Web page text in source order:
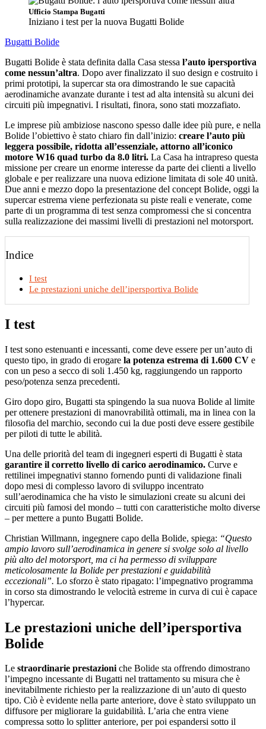
Ufficio Stampa Bugatti
Iniziano i test per la nuova Bugatti Bolide
Bugatti Bolide
Bugatti Bolide è stata definita dalla Casa stessa l’auto ipersportiva
come nessun’altra. Dopo aver finalizzato il suo design e costruito i
primi prototipi, la supercar sta ora dimostrando le sue capacità
aerodinamiche avanzate durante i test ad alta intensità su alcuni dei
circuiti più impegnativi. I risultati, finora, sono stati mozzafiato.
Le imprese più ambiziose nascono spesso dalle idee più pure, e nella
Bolide l’obiettivo è stato chiaro fin dall’inizio: creare l’auto più
leggera possibile, ridotta all’essenziale, attorno all’iconico
motore W16 quad turbo da 8.0 litri. La Casa ha intrapreso questa
missione per creare un enorme interesse da parte dei clienti a livello
globale e per realizzare una nuova edizione limitata di sole 40 unità.
Due anni e mezzo dopo la presentazione del concept Bolide, oggi la
supercar estrema viene perfezionata su piste reali e venerate, come
parte di un programma di test senza compromessi che si concentra
sulla realizzazione dei massimi livelli di prestazioni nel motorsport.
Indice
I test
Le prestazioni uniche dell’ipersportiva Bolide
I test
I test sono estenuanti e incessanti, come deve essere per un’auto di
questo tipo, in grado di erogare la potenza estrema di 1.600 CV e
con un peso a secco di soli 1.450 kg, raggiungendo un rapporto
peso/potenza senza precedenti.
Giro dopo giro, Bugatti sta spingendo la sua nuova Bolide al limite
per ottenere prestazioni di manovrabilità ottimali, ma in linea con la
filosofia del marchio, secondo cui la due posti deve essere gestibile
per piloti di tutte le abilità.
Una delle priorità del team di ingegneri esperti di Bugatti è stata
garantire il corretto livello di carico aerodinamico. Curve e
rettilinei impegnativi stanno fornendo punti di validazione finali
dopo mesi di complesso lavoro di sviluppo incentrato
sull’aerodinamica che ha visto le simulazioni create su alcuni dei
circuiti più famosi del mondo – tutti con caratteristiche molto diverse
– per mettere a punto Bugatti Bolide.
Christian Willmann, ingegnere capo della Bolide, spiega: “Questo
ampio lavoro sull’aerodinamica in genere si svolge solo al livello
più alto del motorsport, ma ci ha permesso di sviluppare
meticolosamente la Bolide per prestazioni e guidabilità
eccezionali”. Lo sforzo è stato ripagato: l’impegnativo programma
in corso sta dimostrando le velocità estreme in curva di cui è capace
l’hypercar.
Le prestazioni uniche dell’ipersportiva
Bolide
Le straordinarie prestazioniche Bolide sta offrendo dimostrano
l’impegno incessante di Bugatti nel trattamento su misura che è
inevitabilmente richiesto per la realizzazione di un’auto di questo
tipo. Ciò è evidente nella parte anteriore, dove è stato sviluppato un
diffusore per migliorare la guidabilità. L’aria che entra viene
compressa sotto lo splitter anteriore, per poi espandersi sotto il